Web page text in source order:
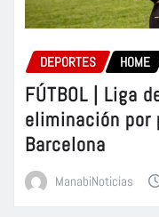
DEPORTES HOME
FÚTBOL | Liga
eliminación por
Barcelona
ManabiNoticias